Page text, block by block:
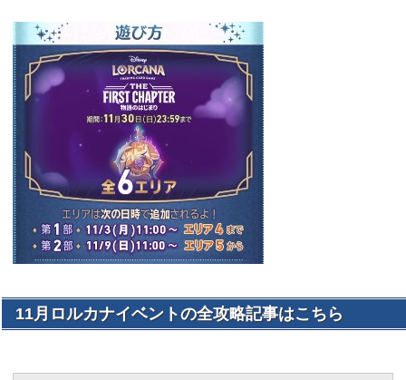
11月ロルカナイベントの全攻略記事はこちら